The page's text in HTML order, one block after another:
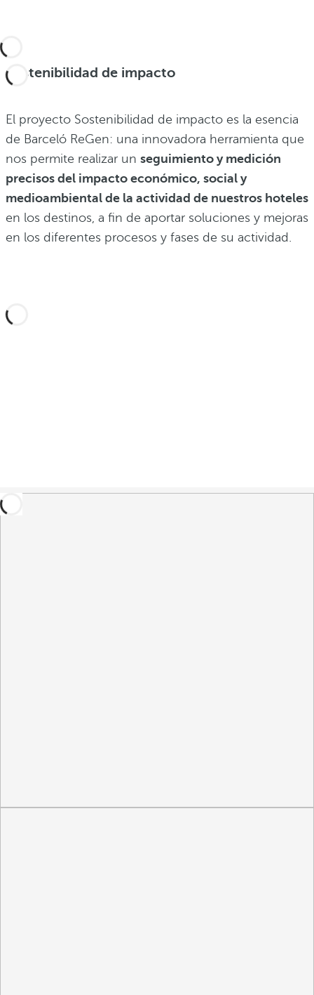
Sostenibilidad de impacto
El proyecto Sostenibilidad de impacto es la esencia
de Barceló ReGen: una innovadora herramienta que
nos permite realizar un seguimiento y medición
precisos del impacto económico, social y
medioambiental de la actividad de nuestros hoteles
en los destinos, a fin de aportar soluciones y mejoras
en los diferentes procesos y fases de su actividad.